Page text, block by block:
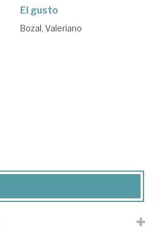
El gusto
Bozal, Valeriano